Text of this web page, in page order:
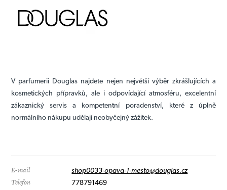
V parfumerii Douglas najdete nejen největší výběr zkrášlujících a
kosmetických přípravků, ale i odpovídající atmosféru, excelentní
zákaznický servis a kompetentní poradenství, které z úplně
normálního nákupu udělají neobyčejný zážitek.
E-mail shop0033-opava-1-mesto@douglas.cz
Telefon 778791469